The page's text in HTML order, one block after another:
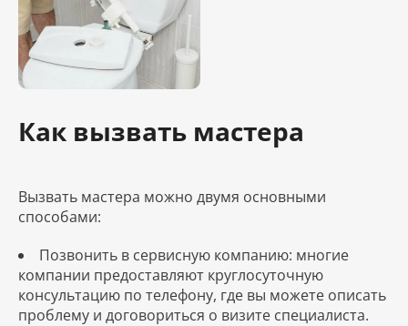
Как вызвать мастера
Вызвать мастера можно двумя основными
способами:
Позвонить в сервисную компанию: многие
компании предоставляют круглосуточную
консультацию по телефону, где вы можете описать
проблему и договориться о визите специалиста.